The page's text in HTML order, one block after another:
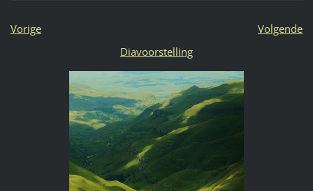
Vorige
Volgende
Diavoorstelling